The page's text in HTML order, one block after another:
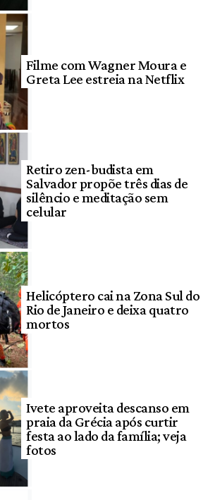
Filme com Wagner Moura e
Greta Lee estreia na Netflix
Retiro zen-budista em
Salvador propõe três dias de
silêncio e meditação sem
celular
Helicóptero cai na Zona Sul do
Rio de Janeiro e deixa quatro
mortos
Ivete aproveita descanso em
praia da Grécia após curtir
festa ao lado da família; veja
fotos